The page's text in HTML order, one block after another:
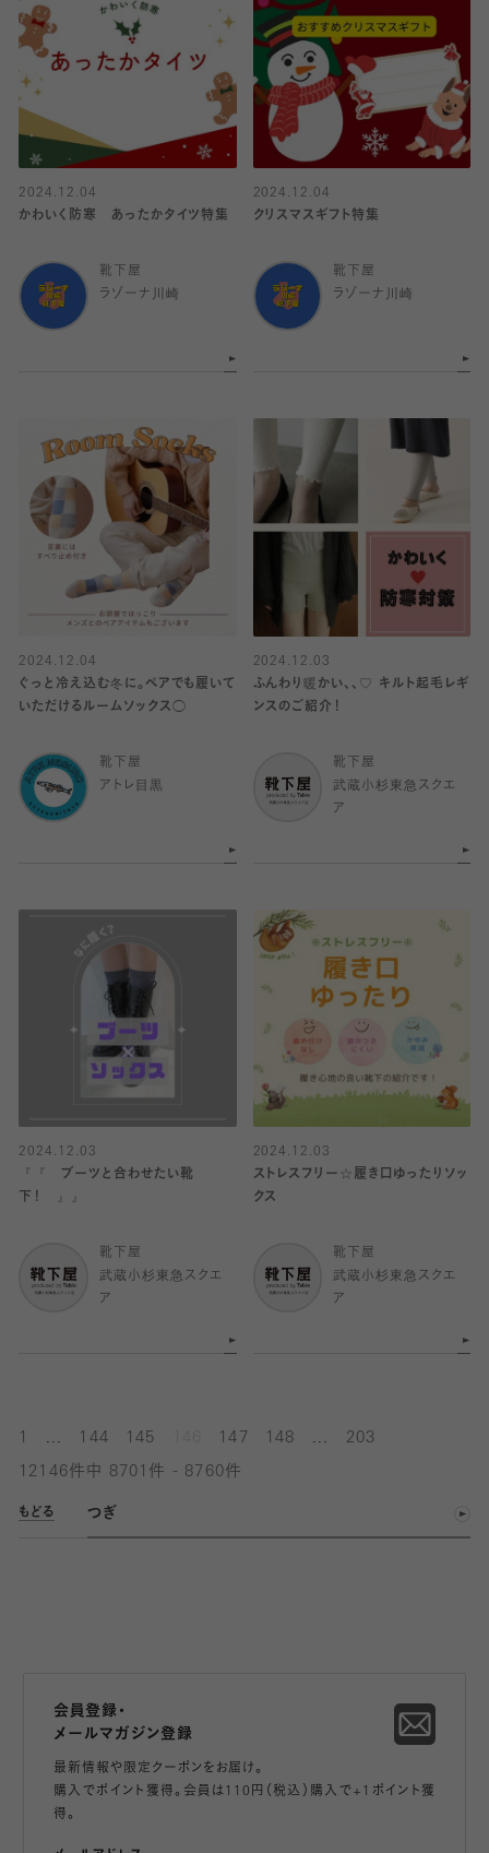
2024.12.04
かわいく防寒 あったかタイツ特集
靴下屋
ラゾーナ川崎
2024.12.04
クリスマスギフト特集
靴下屋
ラゾーナ川崎
2024.12.04
ぐっと冷え込む冬に。ペアでも履いて
いただけるルームソックス◯
靴下屋
アトレ目黒
2024.12.03
ふんわり暖かい、、♡ キルト起毛レギ
ンスのご紹介！
靴下屋
武蔵小杉東急スクエ
ア
2024.12.03
『『 ブーツと合わせたい靴
下！ 』』
靴下屋
武蔵小杉東急スクエ
ア
2024.12.03
ストレスフリー☆履き口ゆったりソッ
クス
靴下屋
武蔵小杉東急スクエ
ア
144 145 147 148 203
12146件中 8701件 - 8760件
もどる つぎ
会員登録・
メールマガジン登録
最新情報や限定クーポンをお届け。
購入でポイント獲得。会員は110円（税込）購入で+1ポイント獲
得。